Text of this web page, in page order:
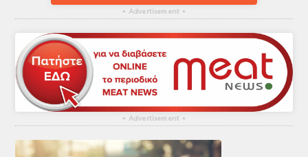
▴ Advertisement ▴
▴ Advertisement ▴